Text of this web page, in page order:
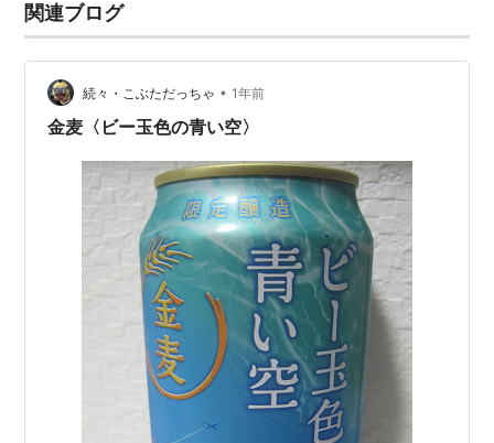
関連ブログ
続々・こぶただっちゃ • 1年前
金麦〈ビー玉色の青い空〉